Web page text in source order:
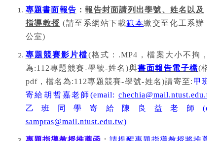
專題書面報告 ：報告封面請列出學號、姓名以及
指導教授 (請至系網站下載範本繳交至化工系辦
公室)
專題競賽影片檔(格式： .MP4 ，檔案大小不拘，檔
為:112專題競賽-學號-姓名)與書面報告電子檔(格式
pdf，檔名為:112專題競賽-學號-姓名)請寄至: 甲班同
寄給胡哲嘉老師 (email: chechia@mail.ntust.edu.tw
乙班同學寄給陳良益老師
sampras@mail.ntust.edu.tw)